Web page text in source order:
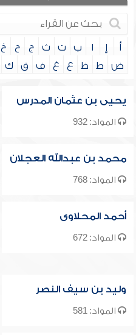
أ إ ا ب ت ث ج ح خ
ض
ط ظ ع غ ف ق ك
يحيى بن عثمان المدرس
المواد: 932
محمد بن عبدالله العجلان
المواد: 768
أحمد المحلاوى
المواد: 672
وليد بن سيف النصر
المواد: 581